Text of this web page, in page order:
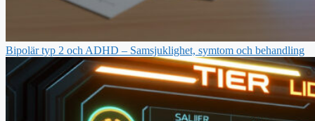
Bipolär typ 2 och ADHD – Samsjuklighet, symtom och behandling